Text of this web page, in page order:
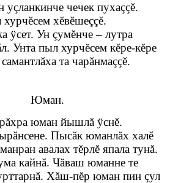
уçланкинче чечек пухаççĕ.
хĕвĕшеççĕ.
ÿсет. Ун çумĕнче – лутра
Унта пыл хурчĕсем кĕре-кĕре
та чарăнмаççĕ.
Юман.
юман йышлă ÿснĕ.
Пысăк юманлăх халĕ
авалах тĕрлĕ япала тунă.
кайнă. Чăваш юманне те
Хăш-пĕр юман пин çул